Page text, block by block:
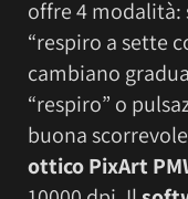
offre 4 modalità:
“respiro a sette
cambiano
“respiro” o
buona
ottico PixArt